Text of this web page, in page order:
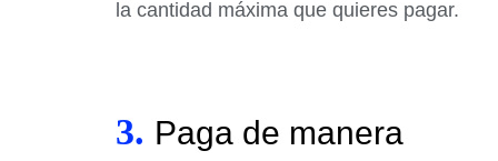
la cantidad máxima que quieres pagar.
3. Paga de manera